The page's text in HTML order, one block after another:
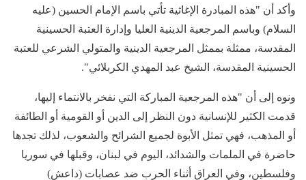
وأكد أن "هذه المبادرة الإغاثية تأتي باسم الإمام الحسين (عليه
السلام) وباسم المرجعية الدينية العليا وإدارة العتبة الحسينية
المقدسة، ممثلة بممثل المرجعية الدينية والمتولي الشرعي للعتبة
الحسينية المقدسة، الشيخ عبد المهدي الكربلائي".
ونوه إلى أن "هذه المرجعية المباركة التي نفخر بالانتماء إليها،
قدمت الكثير للإنسانية دون النظر إلى الدين أو القومية أو الطائفة
أو المذهب، فهي تمثل الأبوة لجميع الشرائح والشعوب، لذلك تجدها
حاضرة في الملمات والشدائد، اليوم في لبنان، وقبلها في سوريا
وفلسطين، وفي العراق أثناء الحرب ضد عصابات (داعش)